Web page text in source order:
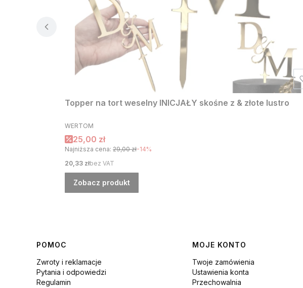
Topper na tort weselny INICJAŁY skośne z & złote lustro
PRODUCENT
WERTOM
Cena promocyjna
25,00 zł
Najniższa cena: 29,00 zł-14%
Cena
20,33 złbez VAT
Zobacz produkt
Linki w stopce
POMOC
Zwroty i reklamacje
Pytania i odpowiedzi
Regulamin
MOJE KONTO
Twoje zamówienia
Ustawienia konta
Przechowalnia